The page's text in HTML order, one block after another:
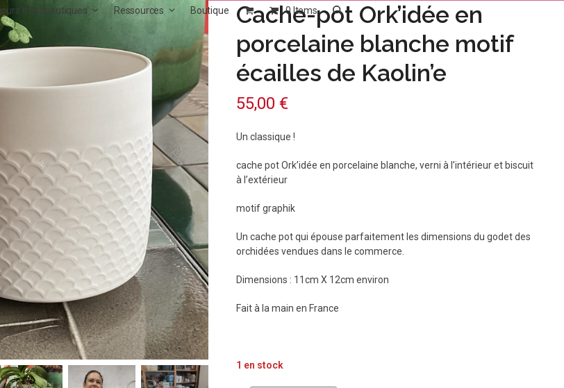
thérapeutiques Ressources Boutique 0 Items
Cache-pot Ork’idée en
porcelaine blanche motif
écailles de Kaolin’e
55,00 €
Un classique !
cache pot Ork’idée en porcelaine blanche, verni à l’intérieur et biscuit
à l’extérieur
motif graphik
Un cache pot qui épouse parfaitement les dimensions du godet des
orchidées vendues dans le commerce.
Dimensions : 11cm X 12cm environ
Fait à la main en France
1 en stock